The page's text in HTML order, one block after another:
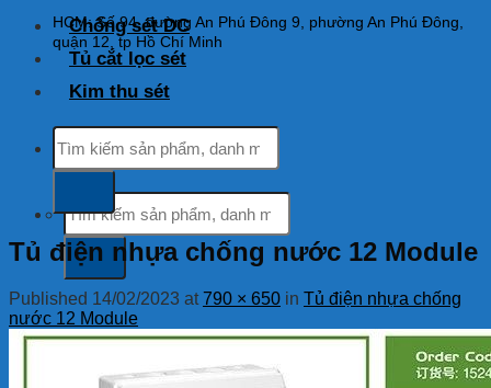
HCM: Số 94, đường An Phú Đông 9, phường An Phú Đông,
quận 12, tp Hồ Chí Minh
Hỗ trợ khách hàng
tổng đài miễn phí
kiếm:
Chống sét DC
Tủ cắt lọc sét
Kim thu sét
Tìm
kiếm:
Tủ điện nhựa chống nước 12 Module
Published 14/02/2023 at790 × 650 in Tủ điện nhựa chống
nước 12 Module